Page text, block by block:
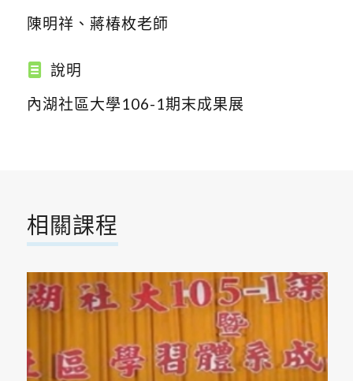
陳明祥、蔣椿枚老師
說明
內湖社區大學106-1期末成果展
相關課程